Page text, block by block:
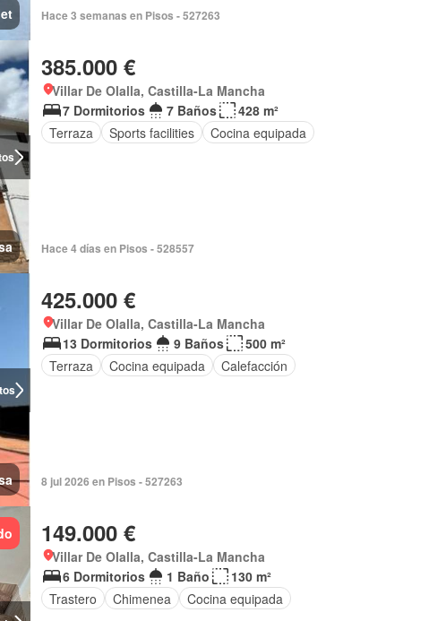
Hace 3 semanas en Pisos - 527263
385.000 €
Villar De Olalla, Castilla-La Mancha
7 Dormitorios
7 Baños
428 m²
Terraza
Sports facilities Cocina equipada
Hace 4 días en Pisos - 528557
425.000 €
Villar De Olalla, Castilla-La Mancha
13 Dormitorios
9 Baños
500 m²
Terraza
Cocina equipada Calefacción
8 jul 2026 en Pisos - 527263
149.000 €
Villar De Olalla, Castilla-La Mancha
6 Dormitorios
1 Baño
130 m²
Trastero
Chimenea Cocina equipada